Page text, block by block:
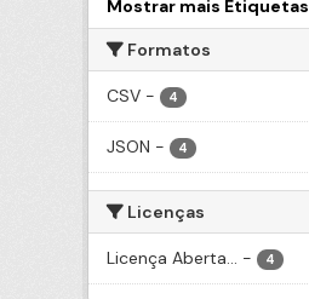
Mostrar mais Etiquetas
Formatos
CSV - 4
JSON - 4
Licenças
Licença Aberta... - 4